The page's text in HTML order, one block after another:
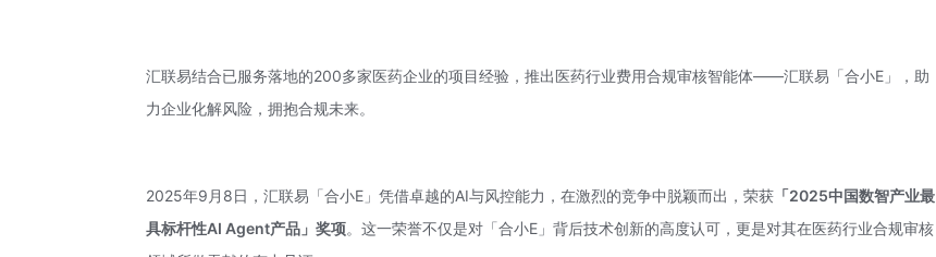
汇联易结合已服务落地的200多家医药企业的项目经验，推出医药行业费用合规审核智能体——汇联易「合小E」，助
力企业化解风险，拥抱合规未来。
2025年9月8日，汇联易 「合小E」凭借卓越的AI与风控能力，在激烈的竞争中脱颖而出，荣获 「2025中国数智产业最
具标杆性AI Agent产品」奖项。这一荣誉不仅是对「合小E」背后技术创新的高度认可，更是对其在医药行业合规审核